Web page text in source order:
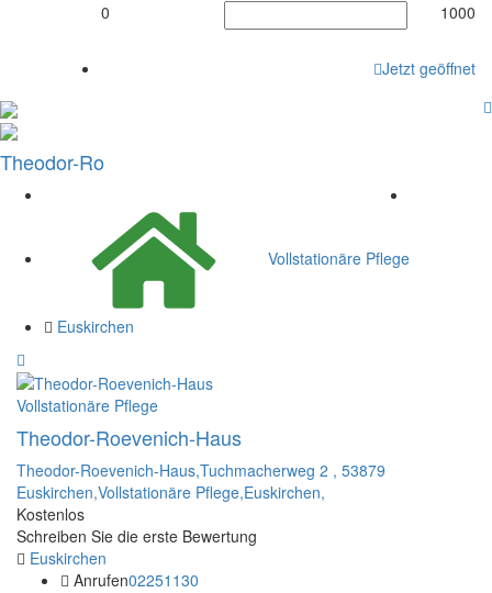
0
1000
Jetzt geöffnet
Theodor-Ro
Vollstationäre Pflege
Euskirchen
Vollstationäre Pflege
Theodor-Roevenich-Haus
Theodor-Roevenich-Haus,Tuchmacherweg 2 , 53879
Euskirchen,Vollstationäre Pflege,Euskirchen,
Kostenlos
Schreiben Sie die erste Bewertung
Euskirchen
Anrufen02251130